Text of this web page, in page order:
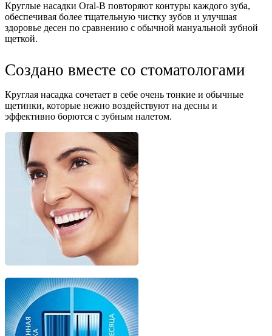
Круглые насадки Oral-B повторяют контуры каждого зуба,
обеспечивая более тщательную чистку зубов и улучшая
здоровье десен по сравнению с обычной мануальной зубной
щеткой.
Создано вместе со стоматологами
Круглая насадка сочетает в себе очень тонкие и обычные
щетинки, которые нежно воздействуют на десны и
эффективно борются с зубным налетом.